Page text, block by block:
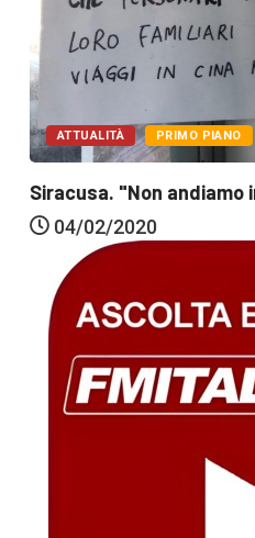
ATTUALITÀ PRIMO PIANO
Siracusa. "Non andiamo
04/02/2020